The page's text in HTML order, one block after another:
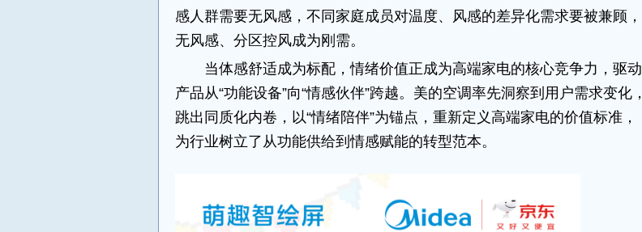
感人群需要无风感，不同家庭成员对温度、风感的差异化需求要被兼顾，
无风感、分区控风成为刚需。
当体感舒适成为标配，情绪价值正成为高端家电的核心竞争力，驱动
产品从“功能设备”向“情感伙伴”跨越。美的空调率先洞察到用户需求变化，
跳出同质化内卷，以“情绪陪伴”为锚点，重新定义高端家电的价值标准，
为行业树立了从功能供给到情感赋能的转型范本。